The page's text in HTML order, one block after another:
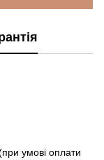
умові оплати